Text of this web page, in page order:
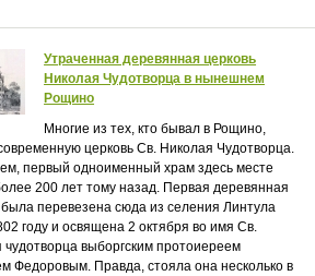
Утраченная деревянная церковь
Николая Чудотворца в нынешнем
Рощино
Многие из тех, кто бывал в Рощино,
церковь Св. Николая Чудотворца.
первый одноименный храм здесь месте
200 лет тому назад. Первая деревянная
была перевезена сюда из селения Линтула
году и освящена 2 октября во имя Св.
чудотворца выборгским протоиереем
Федоровым. Правда, стояла она несколько в